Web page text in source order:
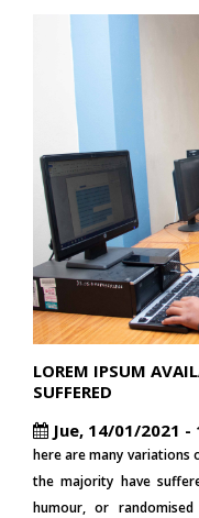
LOREM IPSUM
SUFFERED
Jue, 14/01/2021 -
here are many variations
the majority have
humour, or